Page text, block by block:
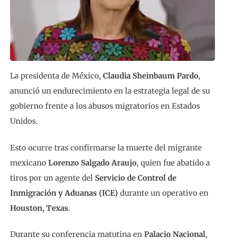
La presidenta de México, Claudia Sheinbaum Pardo,
anunció un endurecimiento en la estrategia legal de su
gobierno frente a los abusos migratorios en Estados
Unidos.
Esto ocurre tras confirmarse la muerte del migrante
mexicano Lorenzo Salgado Araujo, quien fue abatido a
tiros por un agente del Servicio de Control de
Inmigración y Aduanas (ICE) durante un operativo en
Houston, Texas.
Durante su conferencia matutina en Palacio Nacional,